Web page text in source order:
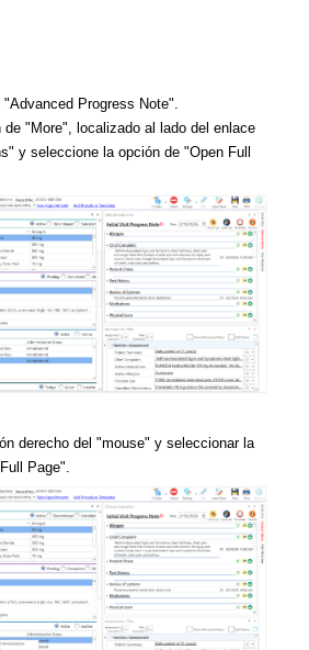
"Advanced Progress Note".
de "More", localizado al lado del enlace
y seleccione la opción de "Open Full
derecho del "mouse" y seleccionar la
Page".